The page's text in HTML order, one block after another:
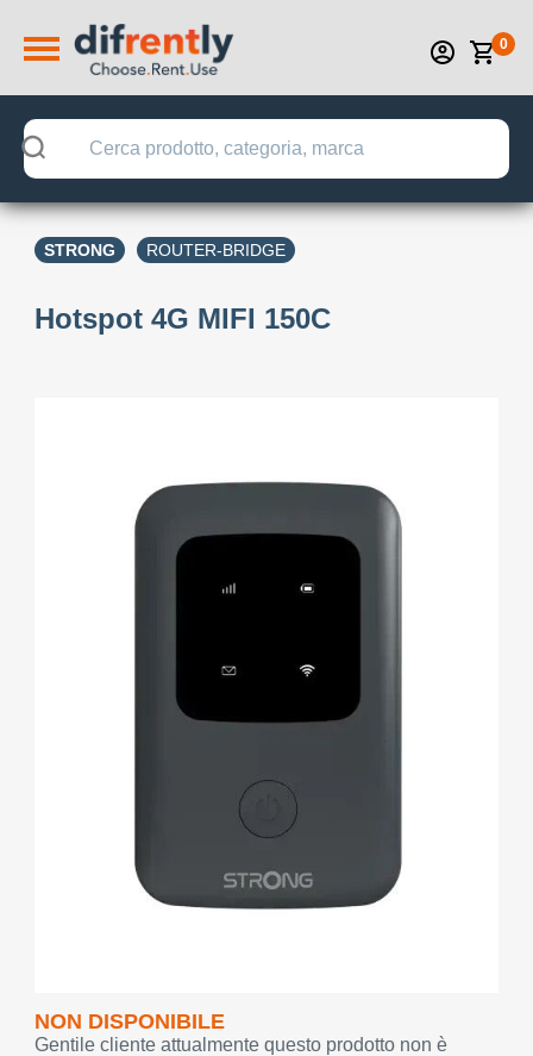
0
STRONG ROUTER-BRIDGE
Hotspot 4G MIFI 150C
NON DISPONIBILE
Gentile cliente attualmente questo prodotto non è